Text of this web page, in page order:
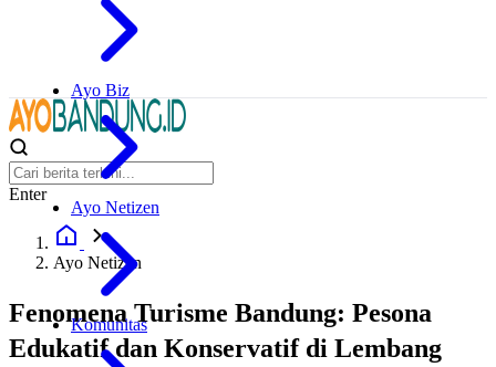
Ayo Biz
Ayo Netizen
Komunitas
Enter
Ayo Netizen
Fenomena Turisme Bandung: Pesona
Edukatif dan Konservatif di Lembang